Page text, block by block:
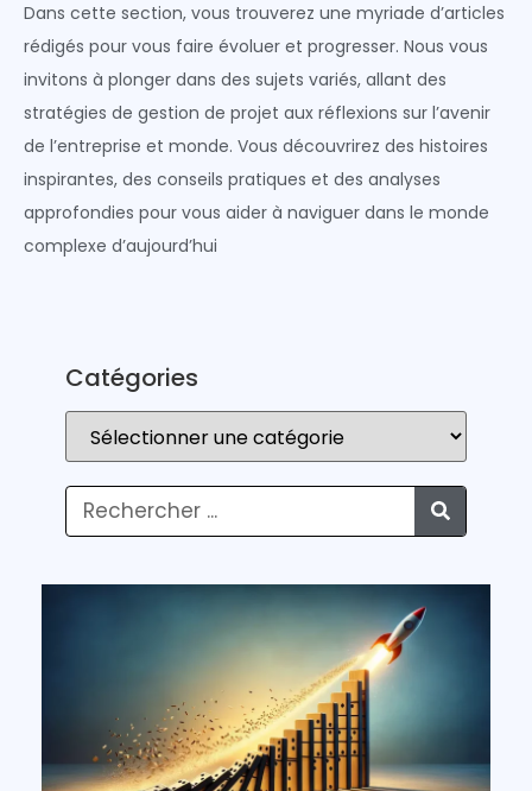
Dans cette section, vous trouverez une myriade d’articles
rédigés pour vous faire évoluer et progresser. Nous vous
invitons à plonger dans des sujets variés, allant des
stratégies de gestion de projet aux réflexions sur l’avenir
de l’entreprise et monde. Vous découvrirez des histoires
inspirantes, des conseils pratiques et des analyses
approfondies pour vous aider à naviguer dans le monde
complexe d’aujourd’hui
Catégories